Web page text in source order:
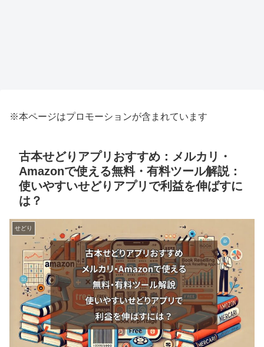
※本ページはプロモーションが含まれています
古本せどりアプリおすすめ：メルカリ・
Amazonで使える無料・有料ツール解説：
使いやすいせどりアプリで利益を伸ばすに
は？
せどり